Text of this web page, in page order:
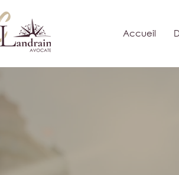
Accueil